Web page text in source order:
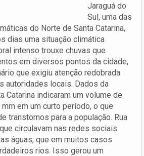
Jaraguá do
Sul, uma das
do Norte de Santa Catarina,
dias uma situação climática
intenso trouxe chuvas que
em diversos pontos da cidade,
que exigiu atenção redobrada
autoridades locais. Dados da
Catarina indicaram um volume de
em um curto período, o que
transtornos para a população. Rua
circulavam nas redes sociais
águas, que em muitos casos
rios. Isso gerou um